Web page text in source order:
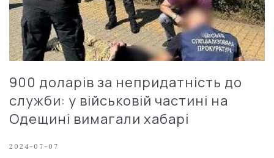
900 доларів за непридатність до
служби: у військовій частині на
Одещині вимагали хабарі
2024-07-07